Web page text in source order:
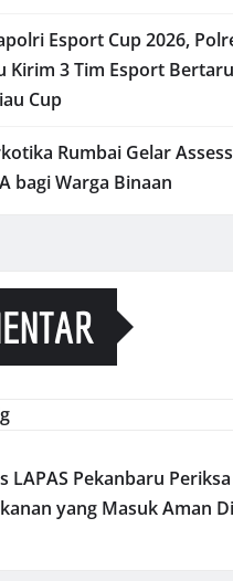
Esport Cup 2026,
Kirim 3 Tim Esport
Cup
Rumbai Gelar
bagi Warga Binaan
LAPAS Pekanbaru
yang Masuk Aman